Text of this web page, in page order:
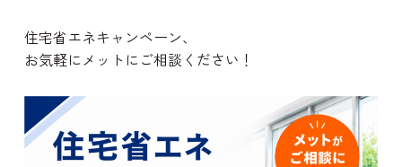
住宅省エネキャンペーン、
お気軽にメットにご相談ください！